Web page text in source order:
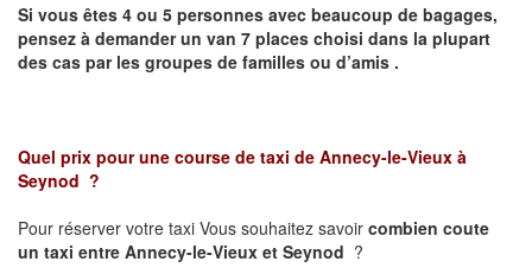
Si vous êtes 4 ou 5 personnes avec beaucoup de bagages,
pensez à demander un van 7 places choisi dans la plupart
des cas par les groupes de familles ou d’amis .
Quel prix pour une course de taxi de Annecy-le-Vieux à
Seynod ?
Pour réserver votre taxi Vous souhaitez savoir combien coute
un taxi entre Annecy-le-Vieux et Seynod ?